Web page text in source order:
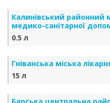
Калинівський районний
медико-санітарної
0.5 л
Гніванська міська
15 л